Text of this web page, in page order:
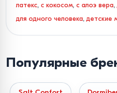
латекс, с кокосом, с алоэ вера,
для одного человека,детские
Кишиневе с
Молдове
Популярные